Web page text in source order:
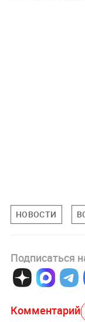
НОВОСТИ
Подписаться
Комментарий